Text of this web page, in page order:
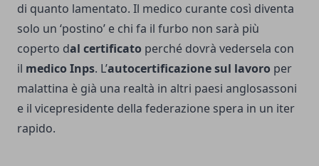
di quanto lamentato. Il medico curante così diventa
solo un ‘postino’ e chi fa il furbo non sarà più
coperto dal certificato perché dovrà vedersela con
il medico Inps. L’autocertificazione sul lavoro per
malattina è già una realtà in altri paesi anglosassoni
e il vicepresidente della federazione spera in un iter
rapido.